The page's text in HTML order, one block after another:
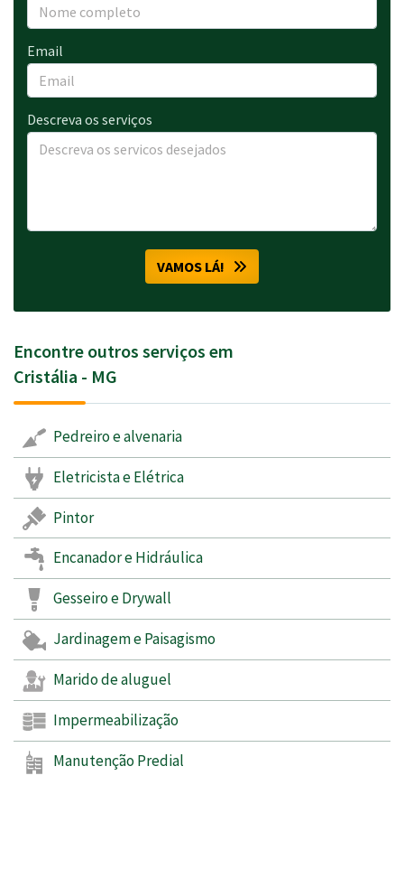
Email
Descreva os serviços
VAMOS LÁ!
Encontre outros serviços em
Cristália - MG
Pedreiro e alvenaria
Eletricista e Elétrica
Pintor
Encanador e Hidráulica
Gesseiro e Drywall
Jardinagem e Paisagismo
Marido de aluguel
Impermeabilização
Manutenção Predial